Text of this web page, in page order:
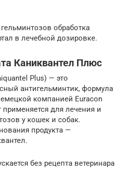
обработка
в лечебной дозировке.
Каниквантел Плюс
Plus) — это
антигельминтик, формула
компанией Euracon
применяется для лечения и
у кошек и собак.
продукта —
без рецепта ветеринара